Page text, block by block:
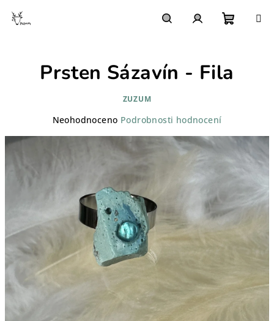
košík
Prsten Sázavín - Fila
ZUZUM
Průměrné
5
hvězdiček.
Neohodnoceno Podrobnosti hodnocení